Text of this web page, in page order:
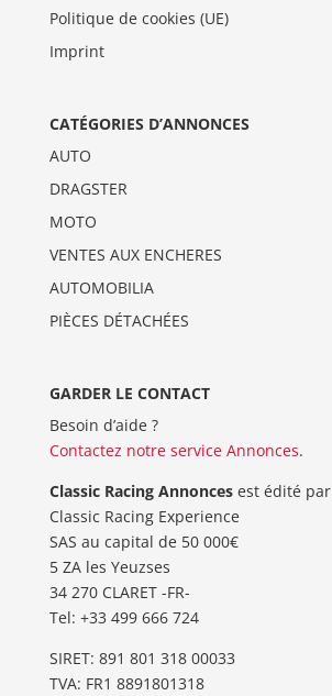
Politique de cookies (UE)
Imprint
CATÉGORIES D’ANNONCES
AUTO
DRAGSTER
MOTO
VENTES AUX ENCHERES
AUTOMOBILIA
PIÈCES DÉTACHÉES
GARDER LE CONTACT
Besoin d’aide ?
Contactez notre service Annonces.
Classic Racing Annoncesest édité par
Classic Racing Experience
SAS au capital de 50 000€
5 ZA les Yeuzses
34 270 CLARET -FR-
Tel: ‭+33 499 666 724‬
SIRET: 891 801 318 00033
TVA: FR1 8891801318